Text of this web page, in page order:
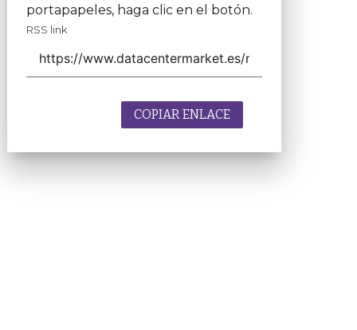
portapapeles, haga clic en el botón.
RSS link
COPIAR ENLACE